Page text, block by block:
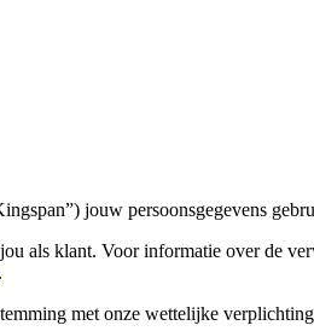
jouw persoonsgegevens
als klant. Voor informatie over de
.
met onze wettelijke